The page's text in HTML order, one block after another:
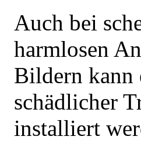
Auch bei
harmlosen
Bildern kann
schädlicher
installiert